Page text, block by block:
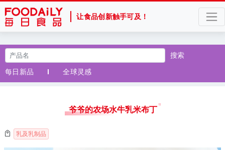
让食品创新触手可及！
搜索
每日新品
全球灵感
爷爷的农场水牛乳米布丁
乳及乳制品